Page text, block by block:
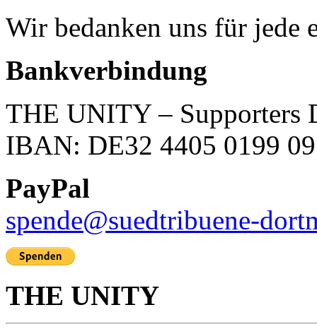
Wir bedanken uns für jede
Bankverbindung
THE UNITY – Supporters
IBAN: DE32 4405 0199
PayPal
spende@suedtribuene-
THE UNITY